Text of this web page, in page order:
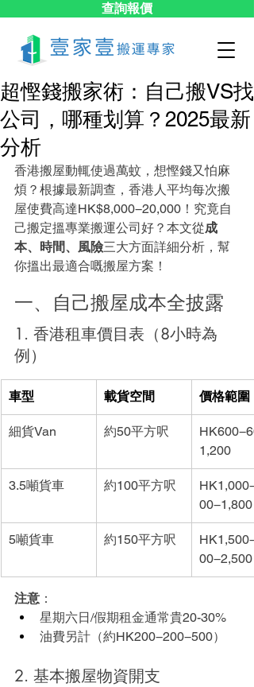
查詢報價
超慳錢搬家術：自己搬VS找
公司，哪種划算？2025最新
分析
香港搬屋動輒使過萬蚊，想慳錢又怕麻
煩？根據最新調查，香港人平均每次搬
屋使費高達HK$8,000−20,000！究竟自
己搬定搵專業搬運公司好？本文從成
本、時間、風險三大方面詳細分析，幫
你搵出最適合嘅搬屋方案！
一、自己搬屋成本全披露
1. 香港租車價目表（8小時為
例）
車型 載貨空間 價格範圍
細貨Van 約50平方呎
1,200
3.5噸貨車 約100平方呎
00−1,800
5噸貨車 約150平方呎
00−2,500
注意 ：
星期六日/假期租金通常貴20-30%
油費另計（約HK200−200−500）
2. 基本搬屋物資開支